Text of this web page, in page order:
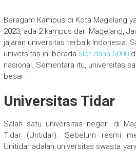
Beragam Kampus di Kota Magelang
2023, ada 2 kampus dari Magelang,
jajaran universitas terbaik Indonesia.
universitas ini berada slot dana 5000
nasional. Sementara itu, universitas
besar.
Universitas Tidar
Salah satu universitas negeri di
Tidar (Untidar). Sebelum resmi
Unitidar adalah universitas swasta